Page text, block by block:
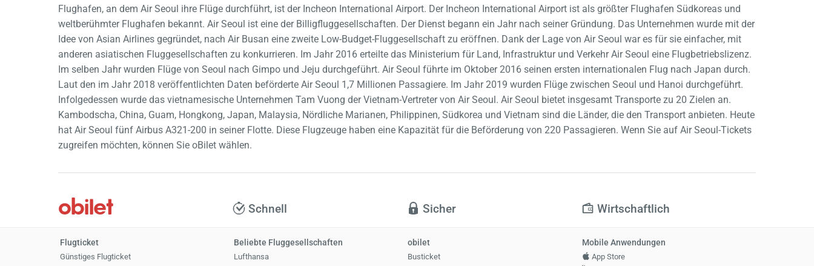
Flughafen, an dem Air Seoul ihre Flüge durchführt, ist der Incheon International Airport. Der Incheon International Airport ist als größter Flughafen Südkoreas und
weltberühmter Flughafen bekannt. Air Seoul ist eine der Billigfluggesellschaften. Der Dienst begann ein Jahr nach seiner Gründung. Das Unternehmen wurde mit der
Idee von Asian Airlines gegründet, nach Air Busan eine zweite Low-Budget-Fluggesellschaft zu eröffnen. Dank der Lage von Air Seoul war es für sie einfacher, mit
anderen asiatischen Fluggesellschaften zu konkurrieren. Im Jahr 2016 erteilte das Ministerium für Land, Infrastruktur und Verkehr Air Seoul eine Flugbetriebslizenz.
Im selben Jahr wurden Flüge von Seoul nach Gimpo und Jeju durchgeführt. Air Seoul führte im Oktober 2016 seinen ersten internationalen Flug nach Japan durch.
Laut den im Jahr 2018 veröffentlichten Daten beförderte Air Seoul 1,7 Millionen Passagiere. Im Jahr 2019 wurden Flüge zwischen Seoul und Hanoi durchgeführt.
Infolgedessen wurde das vietnamesische Unternehmen Tam Vuong der Vietnam-Vertreter von Air Seoul. Air Seoul bietet insgesamt Transporte zu 20 Zielen an.
Kambodscha, China, Guam, Hongkong, Japan, Malaysia, Nördliche Marianen, Philippinen, Südkorea und Vietnam sind die Länder, die den Transport anbieten. Heute
hat Air Seoul fünf Airbus A321-200 in seiner Flotte. Diese Flugzeuge haben eine Kapazität für die Beförderung von 220 Passagieren. Wenn Sie auf Air Seoul-Tickets
zugreifen möchten, können Sie oBilet wählen.
Schnell Sicher Wirtschaftlich
Flugticket
Günstiges Flugticket
Beliebte Fluggesellschaften
Lufthansa
obilet
Busticket
Mobile Anwendungen
App Store